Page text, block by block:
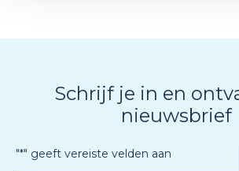
Schrijf je in en
nieuwsbrief
"*" geeft vereiste velden aan